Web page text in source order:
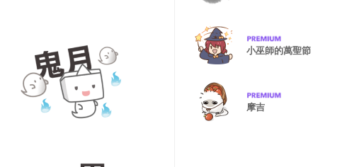
小巫師的萬聖節
摩吉